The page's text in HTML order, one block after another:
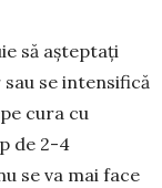
să așteptați
se intensifică
cura cu
de 2-4
se va mai face